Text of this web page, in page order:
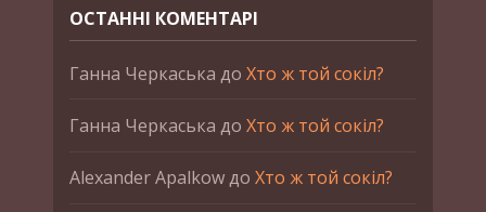
ОСТАННІ КОМЕНТАРІ
Ганна Черкаська до Хто ж той сокіл?
Ганна Черкаська до Хто ж той сокіл?
Alexander Apalkowдо Хто ж той сокіл?